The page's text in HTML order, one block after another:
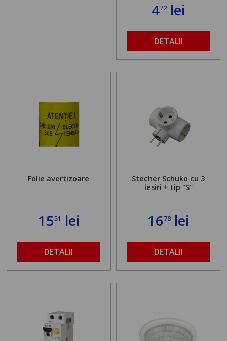
472 lei
DETALII
Folie avertizoare
1551 lei
DETALII
Stecher Schuko cu 3
iesiri + tip "S"
1678lei
DETALII